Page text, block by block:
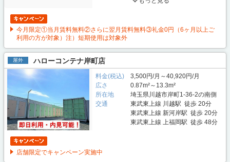
今月限定①当月賃料無料②さらに翌月賃料無料③礼金0円（6ヶ月以上ご
利用の方が対象）注）短期使用は対象外
屋外 ハローコンテナ岸町店
料金(税込)
3,500円/月～40,920円/月
広さ
0.87m²～13.3m²
所在地
埼玉県川越市岸町1-36-2の南側
交通
東武東上線 川越駅 徒歩 20分
東武東上線 新河岸駅 徒歩 20分
東武東上線 上福岡駅 徒歩 48分
店舗限定でキャンペーン実施中